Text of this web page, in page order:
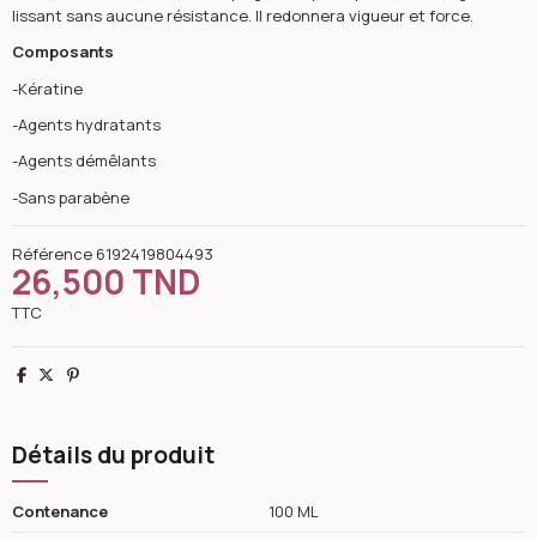
lissant sans aucune résistance. Il redonnera vigueur et force.
Composants
-Kératine
-Agents hydratants
-Agents démêlants
-Sans parabène
Référence 6192419804493
26,500 TND
TTC
Partager
TweetPinterest
Détails du produit
Contenance
100 ML